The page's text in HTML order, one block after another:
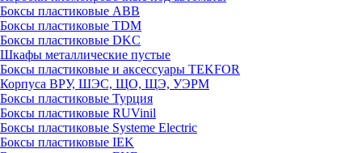
Боксы пластиковые ABB
Боксы пластиковые TDM
Боксы пластиковые DKC
Шкафы металлические пустые
Боксы пластиковые и аксессуары TEKFOR
Корпуса ВРУ, ШЭС, ЩО, ЩЭ, УЭРМ
Боксы пластиковые Турция
Боксы пластиковые RUVinil
Боксы пластиковые Systeme Electric
Боксы пластиковые IEK